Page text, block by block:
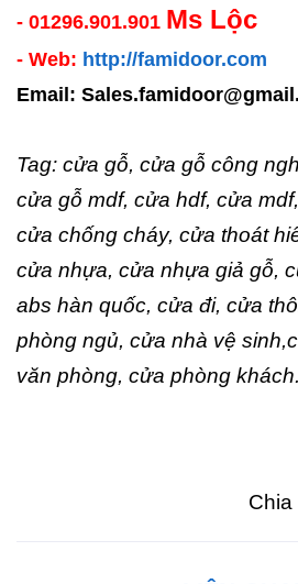
- 01296.901.901 Ms Lộc
- Web: http://famidoor.com
Email:
Tag: cửa gỗ, cửa gỗ công
cửa gỗ mdf, cửa hdf, cửa
cửa chống cháy, cửa thoát
cửa nhựa, cửa nhựa giả gỗ,
abs hàn quốc, cửa đi, cửa
phòng ngủ, cửa nhà vệ
văn phòng, cửa phòng khách.
Chia